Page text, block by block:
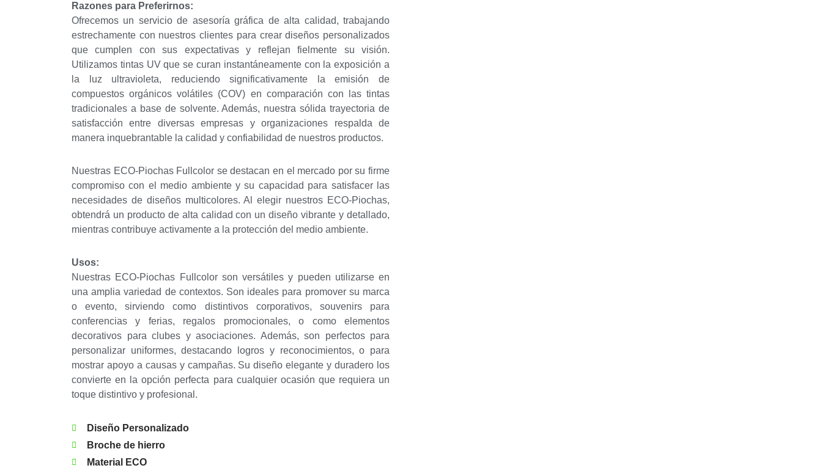
Razones para Preferirnos:
Ofrecemos un servicio de asesoría gráfica de alta calidad, trabajando
estrechamente con nuestros clientes para crear diseños personalizados
que cumplen con sus expectativas y reflejan fielmente su visión.
Utilizamos tintas UV que se curan instantáneamente con la exposición a
la luz ultravioleta, reduciendo significativamente la emisión de
compuestos orgánicos volátiles (COV) en comparación con las tintas
tradicionales a base de solvente. Además, nuestra sólida trayectoria de
satisfacción entre diversas empresas y organizaciones respalda de
manera inquebrantable la calidad y confiabilidad de nuestros productos.
Nuestras ECO-Piochas Fullcolor se destacan en el mercado por su firme
compromiso con el medio ambiente y su capacidad para satisfacer las
necesidades de diseños multicolores. Al elegir nuestros ECO-Piochas,
obtendrá un producto de alta calidad con un diseño vibrante y detallado,
mientras contribuye activamente a la protección del medio ambiente.
Usos:
Nuestras ECO-Piochas Fullcolor son versátiles y pueden utilizarse en
una amplia variedad de contextos. Son ideales para promover su marca
o evento, sirviendo como distintivos corporativos, souvenirs para
conferencias y ferias, regalos promocionales, o como elementos
decorativos para clubes y asociaciones. Además, son perfectos para
personalizar uniformes, destacando logros y reconocimientos, o para
mostrar apoyo a causas y campañas. Su diseño elegante y duradero los
convierte en la opción perfecta para cualquier ocasión que requiera un
toque distintivo y profesional.
Diseño Personalizado
Broche de hierro
Material ECO
¿Qué estás buscando?